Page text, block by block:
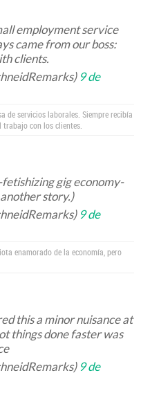
employment service
came from our boss:
clients.
9 de
de servicios laborales. Siempre recibía
trabajo con los clientes.
gig economy-
story.)
9 de
enamorado de la economía, pero
this a minor nuisance at
things done faster was
9 de